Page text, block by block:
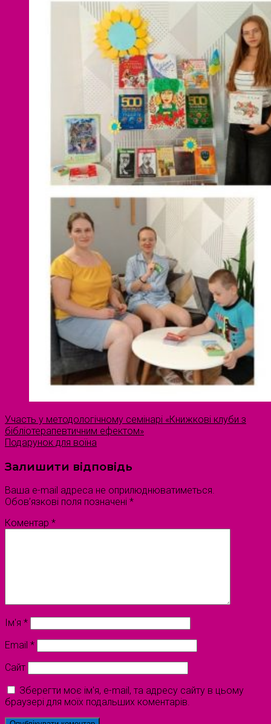
Участь у методологічному семінарі «Книжкові клуби з
бібліотерапевтичним ефектом»
Подарунок для воїна
Залишити відповідь
Ваша e-mail адреса не оприлюднюватиметься.
Обов’язкові поля позначені *
Коментар *
Ім'я *
Email *
Сайт
Зберегти моє ім'я, e-mail, та адресу сайту в цьому
браузері для моїх подальших коментарів.